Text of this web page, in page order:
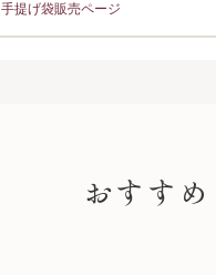
手提げ袋販売ページ
おすすめ